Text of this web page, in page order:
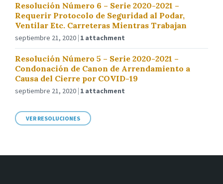
Resolución Número 6 – Serie 2020-2021 –
Requerir Protocolo de Seguridad al Podar,
Ventilar Etc. Carreteras Mientras Trabajan
septiembre 21, 2020 1 attachment
Resolución Número 5 – Serie 2020-2021 –
Condonación de Canon de Arrendamiento a
Causa del Cierre por COVID-19
septiembre 21, 2020 1 attachment
VER RESOLUCIONES